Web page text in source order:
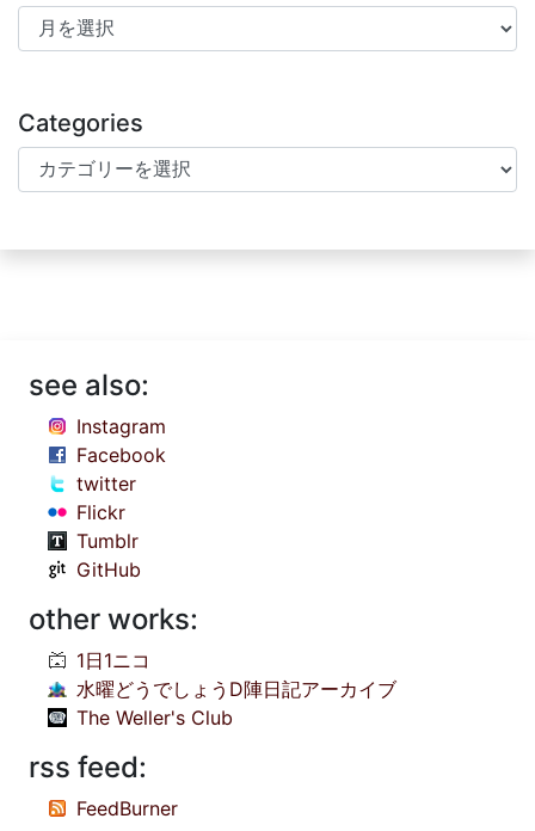
Archives
Categories
Categories
see also:
Instagram
Facebook
twitter
Flickr
Tumblr
GitHub
other works:
1日1ニコ
水曜どうでしょうD陣日記アーカイブ
The Weller's Club
rss feed:
FeedBurner